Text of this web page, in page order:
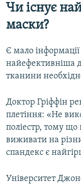
Чи існує
маски?
Є мало
найефективніша
тканини
Доктор Гріффін
плетіння: «Не
поліестр, тому що
виживати на
спандекс є
Університет